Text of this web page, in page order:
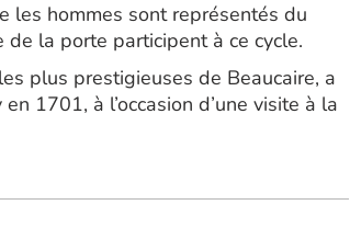
les hommes sont représentés du
la porte participent à ce cycle.
plus prestigieuses de Beaucaire, a
1701, à l’occasion d’une visite à la